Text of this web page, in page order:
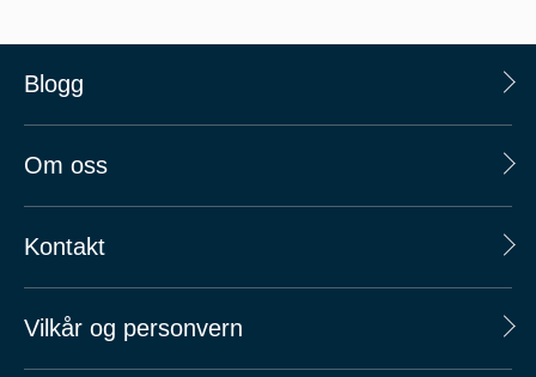
Blogg
Om oss
Kontakt
Vilkår og personvern